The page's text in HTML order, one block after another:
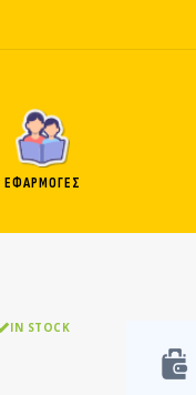
ΕΦΑΡΜΟΓΕΣ
IN STOCK